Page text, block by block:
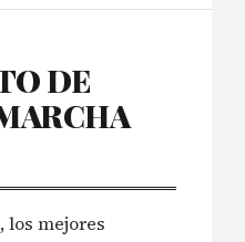
DE
los mejores